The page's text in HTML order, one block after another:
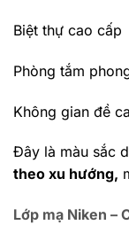
Biệt thự cao cấp
Phòng tắm
Không gian đề
Đây là màu sắc
theo xu hướng,
Lớp mạ Niken –